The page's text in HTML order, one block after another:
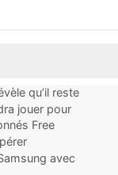
qu’il reste
jouer pour
Free
avec